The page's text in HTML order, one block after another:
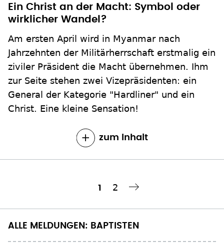
Jahrzehnten der Militärherrschaft erstmalig ein
ziviler Präsident die Macht übernehmen. Ihm
zur Seite stehen zwei Vizepräsidenten: ein
General der Kategorie "Hardliner" und ein
Christ. Eine kleine Sensation!
zum Inhalt
Seitennummerierung
Seite
Seite
2
››
ALLE MELDUNGEN: BAPTISTEN